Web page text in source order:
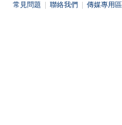
常見問題 聯絡我們 傳媒專用區